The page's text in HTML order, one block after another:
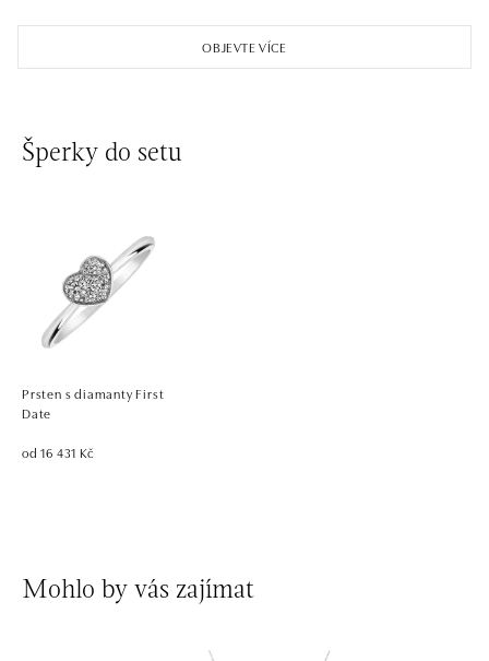
OBJEVTE VÍCE
Šperky do setu
Prsten s diamanty First
Date
od 16 431 Kč
Mohlo by vás zajímat